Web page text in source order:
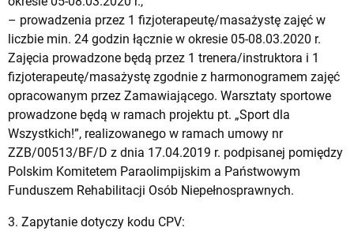
– prowadzenia przez 1 fizjoterapeutę/masażystę zajęć w
liczbie min. 24 godzin łącznie w okresie 05-08.03.2020 r.
Zajęcia prowadzone będą przez 1 trenera/instruktora i 1
fizjoterapeutę/masażystę zgodnie z harmonogramem zajęć
opracowanym przez Zamawiającego. Warsztaty sportowe
prowadzone będą w ramach projektu pt. „Sport dla
Wszystkich!”, realizowanego w ramach umowy nr
ZZB/00513/BF/D z dnia 17.04.2019 r. podpisanej pomiędzy
Polskim Komitetem Paraolimpijskim a Państwowym
Funduszem Rehabilitacji Osób Niepełnosprawnych.
3. Zapytanie dotyczy kodu CPV: